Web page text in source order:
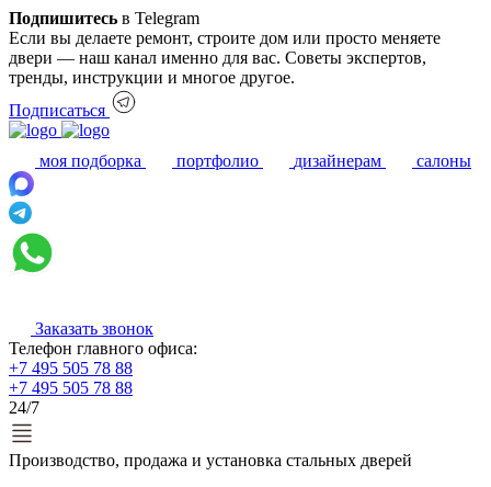
Подпишитесь в Telegram
Если вы делаете ремонт, строите дом или просто меняете
двери — наш канал именно для вас. Советы экспертов,
тренды, инструкции и многое другое.
Подписаться
моя подборка портфолио дизайнерам салоны
Заказать звонок
Телефон главного офиса:
+7 495 505 78 88
+7 495 505 78 88
24/7
Производство, продажа и установка стальных дверей